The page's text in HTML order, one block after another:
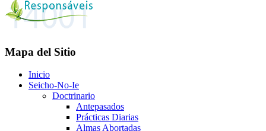
Mapa del Sitio
Inicio
Seicho-No-Ie
Doctrinario
Antepasados
Prácticas Diarias
Almas Abortadas